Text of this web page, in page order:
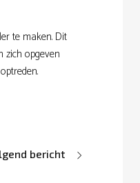
te maken. Dit
zich opgeven
bericht